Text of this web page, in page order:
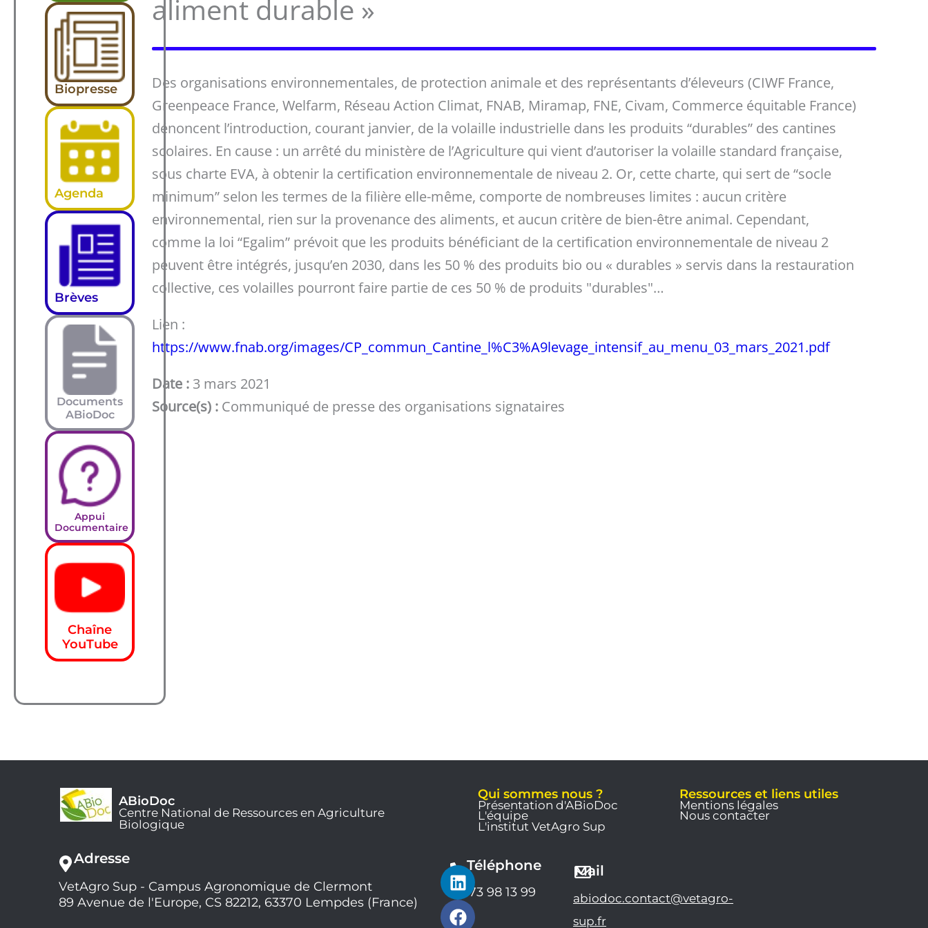
Biopresse
Agenda
Brèves
Documents
ABioDoc
Appui
Documentaire
Chaîne
YouTube
aliment durable »
Des organisations environnementales, de protection animale et des représentants d’éleveurs (CIWF France,
Greenpeace France, Welfarm, Réseau Action Climat, FNAB, Miramap, FNE, Civam, Commerce équitable France)
dénoncent l’introduction, courant janvier, de la volaille industrielle dans les produits “durables” des cantines
scolaires. En cause : un arrêté du ministère de l’Agriculture qui vient d’autoriser la volaille standard française,
sous charte EVA, à obtenir la certification environnementale de niveau 2. Or, cette charte, qui sert de “socle
minimum” selon les termes de la filière elle-même, comporte de nombreuses limites : aucun critère
environnemental, rien sur la provenance des aliments, et aucun critère de bien-être animal. Cependant,
comme la loi “Egalim” prévoit que les produits bénéficiant de la certification environnementale de niveau 2
peuvent être intégrés, jusqu’en 2030, dans les 50 % des produits bio ou « durables » servis dans la restauration
collective, ces volailles pourront faire partie de ces 50 % de produits "durables"…
Lien :
https://www.fnab.org/images/CP_commun_Cantine_l%C3%A9levage_intensif_au_menu_03_mars_2021.pdf
Date : 3 mars 2021
Source(s) : Communiqué de presse des organisations signataires
ABioDoc
Centre National de Ressources en Agriculture
Biologique
Adresse
VetAgro Sup - Campus Agronomique de Clermont
89 Avenue de l'Europe, CS 82212, 63370 Lempdes (France)
Téléphone
04 73 98 13 99
Mail
abiodoc.contact@vetagro-
sup.fr
L
i
n
F
a
c
Y
o
u
Qui sommes nous ?
Présentation d'ABioDoc
L'équipe
L'institut VetAgro Sup
Ressources et liens utiles
Mentions légales
Nous contacter